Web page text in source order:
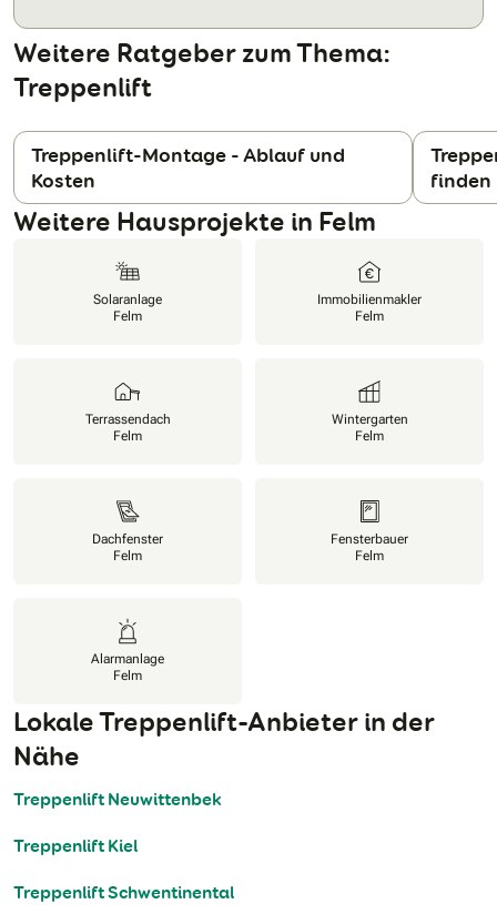
Weitere Ratgeber zum Thema:
Treppenlift
Treppenlift-Montage - Ablauf und
Kosten
finden
Weitere Hausprojekte in Felm
Solaranlage
Felm
Immobilienmakler
Felm
Terrassendach
Felm
Wintergarten
Felm
Dachfenster
Felm
Fensterbauer
Felm
Alarmanlage
Felm
Lokale Treppenlift-Anbieter in der
Nähe
Treppenlift Neuwittenbek
Treppenlift Kiel
Treppenlift Schwentinental